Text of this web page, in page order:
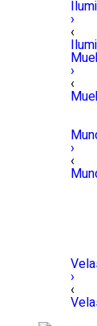
›
‹
›
‹
›
‹
›
‹